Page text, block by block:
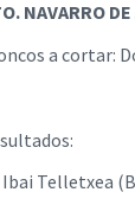
NAVARRO
a cortar:
Ibai